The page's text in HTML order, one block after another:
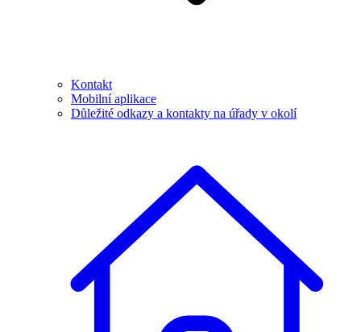
Kontakt
Mobilní aplikace
Důležité odkazy a kontakty na úřady v okolí